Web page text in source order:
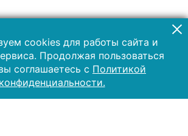
cookies для работы сайта и
Продолжая пользоваться
соглашаетесь с Политикой
конфиденциальности.